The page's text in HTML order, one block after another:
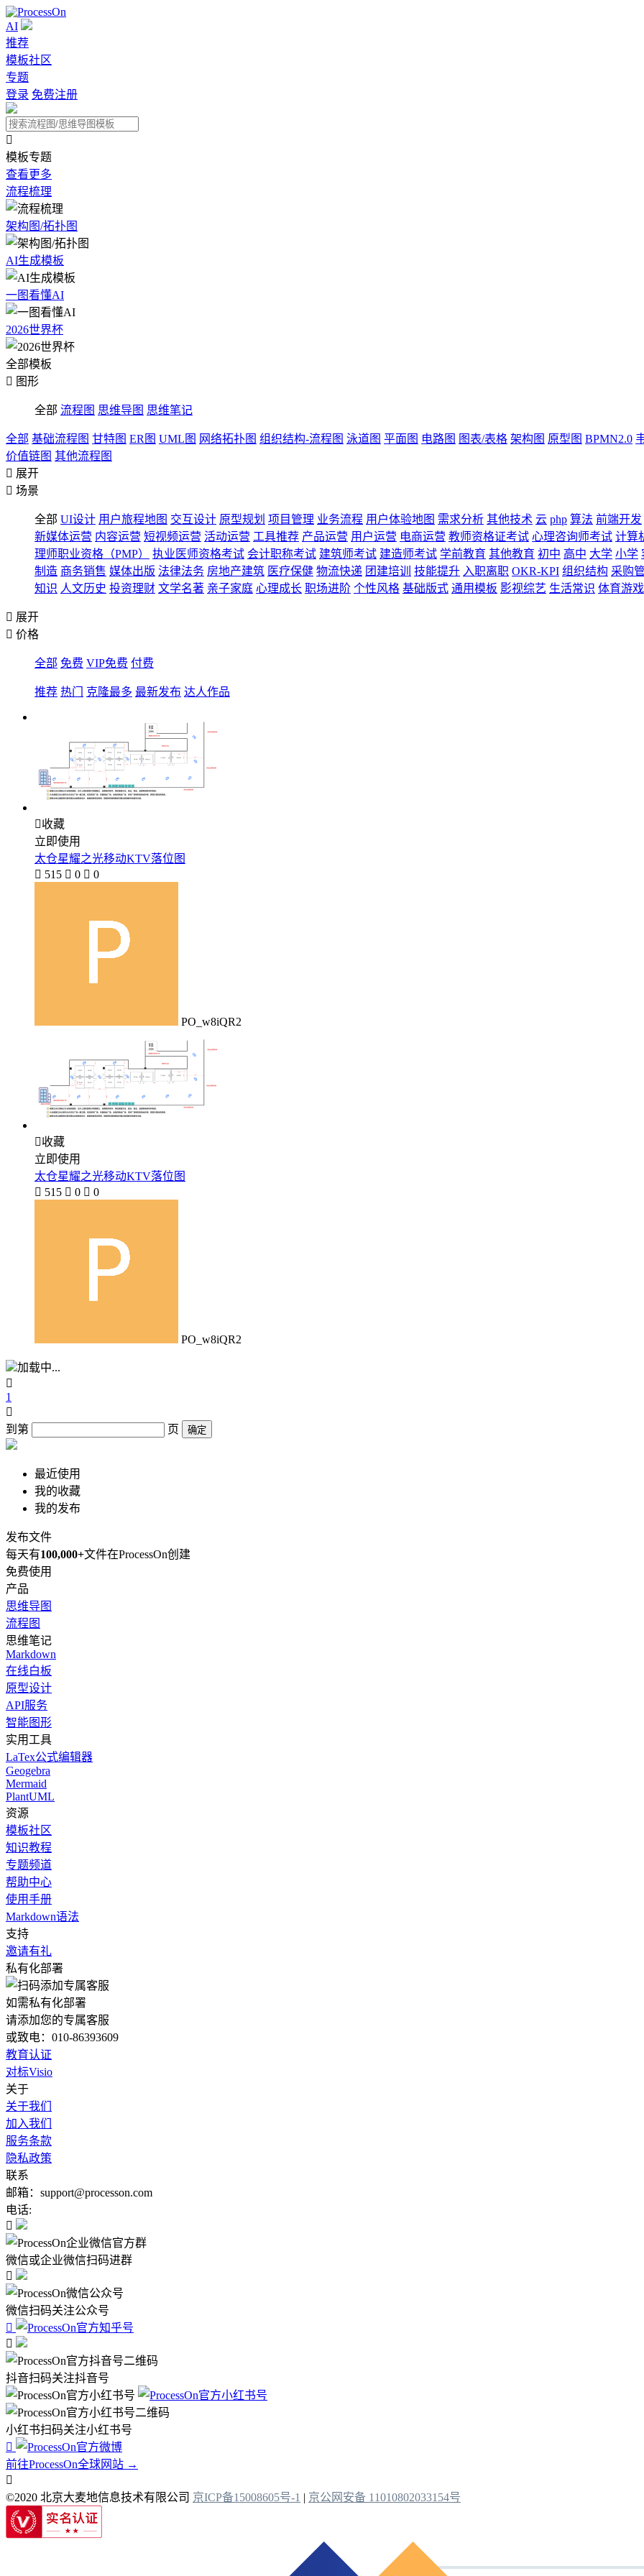
AI
推荐
模板社区
专题
登录 免费注册

模板专题
查看更多
流程梳理
架构图/拓扑图
AI生成模板
一图看懂AI
2026世界杯
全部模板
 图形
全部 流程图 思维导图 思维笔记
全部 基础流程图 甘特图 ER图 UML图 网络拓扑图 组织结构-流程图 泳道图 平面图 电路图 图表/表格 架构图 原型图 BPMN2.0
价值链图 其他流程图
 展开
 场景
全部 UI设计 用户旅程地图 交互设计 原型规划 项目管理 业务流程 用户体验地图 需求分析 其他技术 云 php 算法 前端开发
新媒体运营 内容运营 短视频运营 活动运营 工具推荐 产品运营 用户运营 电商运营 教师资格证考试 心理咨询师考试 计算
理师职业资格（PMP）
执业医师资格考试 会计职称考试 建筑师考试 建造师考试 学前教育 其他教育 初中 高中 大学 小学
制造 商务销售 媒体出版 法律法务 房地产建筑 医疗保健 物流快递 团建培训 技能提升 入职离职 OKR-KPI 组织结构 采购
知识 人文历史 投资理财 文学名著 亲子家庭 心理成长 职场进阶 个性风格 基础版式 通用模板 影视综艺 生活常识 体育游戏
 展开
 价格
全部 免费 VIP免费 付费
推荐 热门 克隆最多 最新发布 达人作品
收藏
立即使用
太仓星耀之光移动KTV落位图
 515  0  0
PO_w8iQR2
收藏
立即使用
太仓星耀之光移动KTV落位图
 515  0  0
PO_w8iQR2
加载中...

1

到第
页 确定
最近使用
我的收藏
我的发布
发布文件
每天有100,000+文件在ProcessOn创建
免费使用
产品
思维导图
流程图
思维笔记
Markdown
在线白板
原型设计
API服务
智能图形
实用工具
LaTex公式编辑器
Geogebra
Mermaid
PlantUML
资源
模板社区
知识教程
专题频道
帮助中心
使用手册
Markdown语法
支持
邀请有礼
私有化部署
如需私有化部署
请添加您的专属客服
或致电：010-86393609
教育认证
对标Visio
关于
关于我们
加入我们
服务条款
隐私政策
联系
邮箱：support@processon.com
电话:

微信或企业微信扫码进群

微信扫码关注公众号


抖音扫码关注抖音号
小红书扫码关注小红书号

前往ProcessOn全球网站 →

©2020 北京大麦地信息技术有限公司 京ICP备15008605号-1 | 京公网安备 11010802033154号